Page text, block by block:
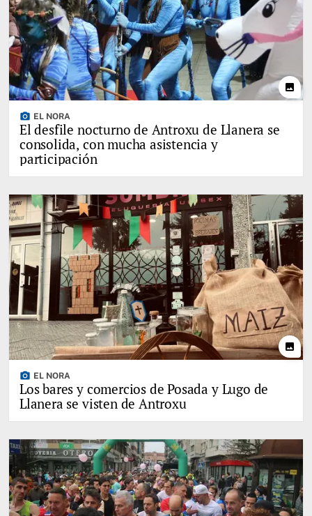
photo
photo_camera EL NORA
El desfile nocturno de Antroxu de Llanera se
consolida, con mucha asistencia y
participación
photo
photo_camera EL NORA
Los bares y comercios de Posada y Lugo de
Llanera se visten de Antroxu